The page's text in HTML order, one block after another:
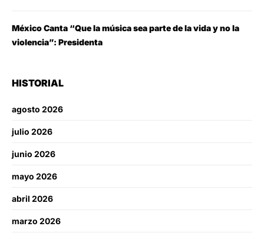
México Canta “Que la música sea parte de la vida y no la
violencia”: Presidenta
HISTORIAL
agosto 2026
julio 2026
junio 2026
mayo 2026
abril 2026
marzo 2026